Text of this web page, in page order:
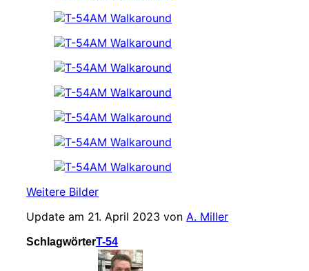
Weitere Bilder
Update am 21. April 2023 von A. Miller
SchlagwörterT-54